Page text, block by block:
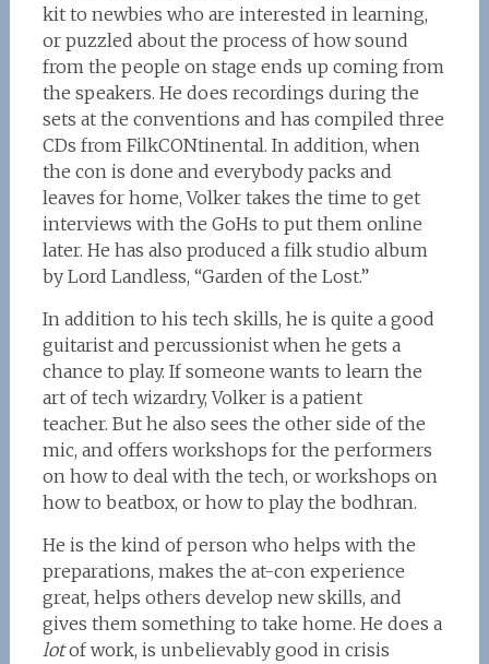
kit to newbies who are interested in learning,
or puzzled about the process of how sound
from the people on stage ends up coming from
the speakers. He does recordings during the
sets at the conventions and has compiled three
CDs from FilkCONtinental. In addition, when
the con is done and everybody packs and
leaves for home, Volker takes the time to get
interviews with the GoHs to put them online
later. He has also produced a filk studio album
by Lord Landless, “Garden of the Lost.”
In addition to his tech skills, he is quite a good
guitarist and percussionist when he gets a
chance to play. If someone wants to learn the
art of tech wizardry, Volker is a patient
teacher. But he also sees the other side of the
mic, and offers workshops for the performers
on how to deal with the tech, or workshops on
how to beatbox, or how to play the bodhran.
He is the kind of person who helps with the
preparations, makes the at-con experience
great, helps others develop new skills, and
gives them something to take home. He does a
lotof work, is unbelievably good in crisis